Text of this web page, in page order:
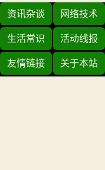
资讯杂谈 网络技术
生活常识 活动线报
友情链接 关于本站